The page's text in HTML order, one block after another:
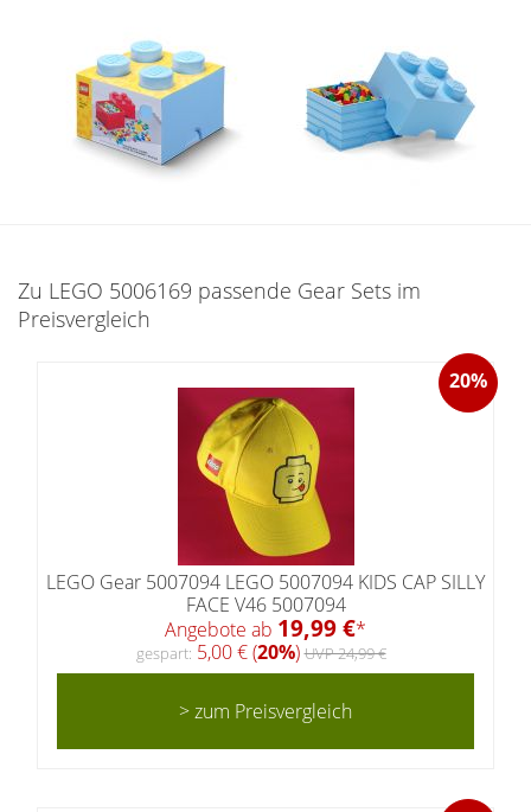
Zu LEGO 5006169 passende Gear Sets im
Preisvergleich
20%
LEGO Gear 5007094 LEGO 5007094 KIDS CAP SILLY
FACE V46 5007094
Angebote ab 19,99 €*
gespart: 5,00 € (20%)UVP 24,99 €
> zum Preisvergleich